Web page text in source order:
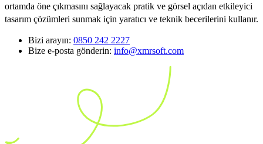
ortamda öne çıkmasını sağlayacak pratik ve görsel açıdan etkileyici
tasarım çözümleri sunmak için yaratıcı ve teknik becerilerini kullanır.
Bizi arayın: 0850 242 2227
Bize e-posta gönderin: info@xmrsoft.com